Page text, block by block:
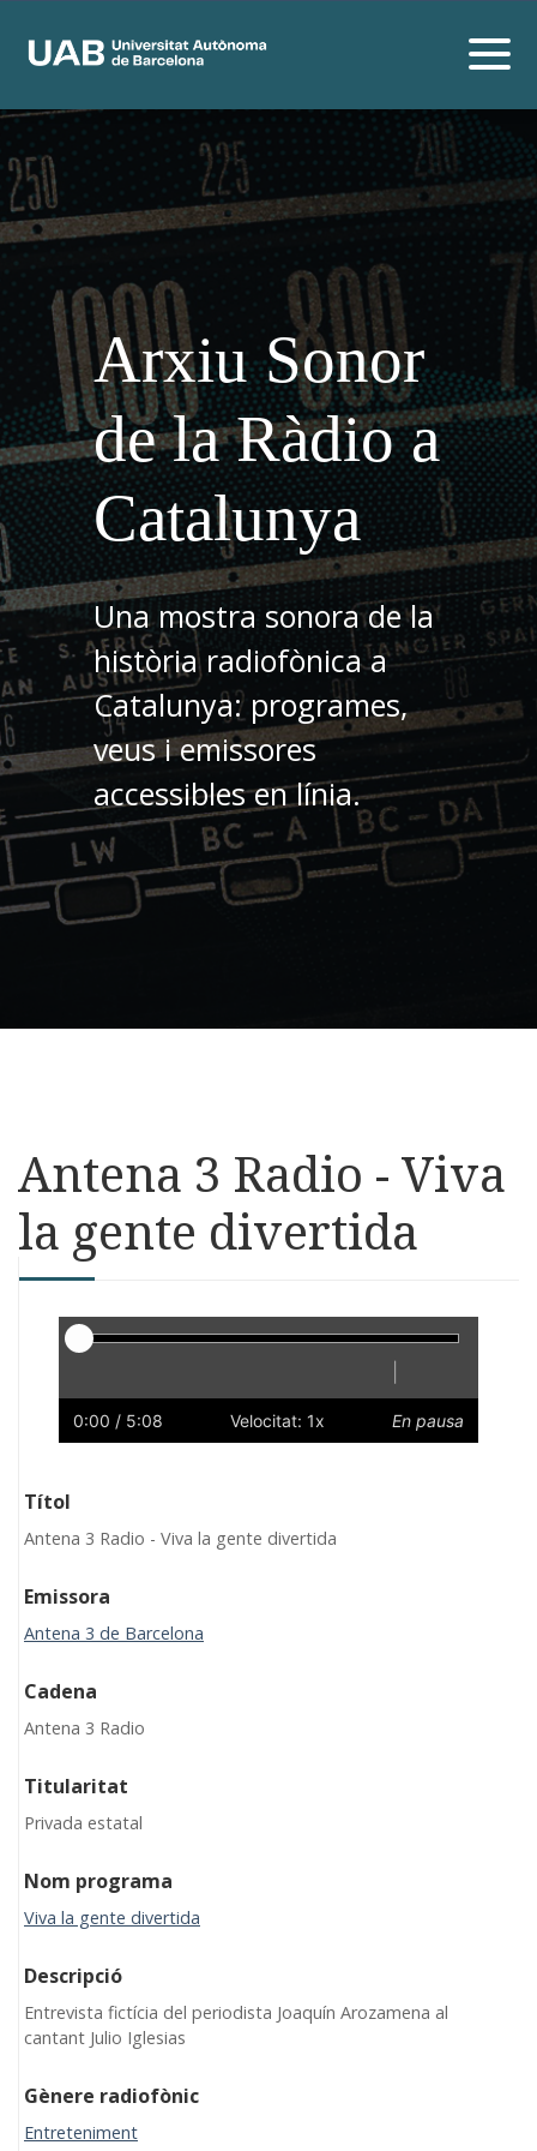
Arxiu Sonor
de la Ràdio a
Catalunya
Una mostra sonora de la
història radiofònica a
Catalunya: programes,
veus i emissores
accessibles en línia.
Antena 3 Radio - Viva
la gente divertida
Reproductor
Lent
0:00 / 5:08 Velocitat: 1x En pausa
Títol
Antena 3 Radio - Viva la gente divertida
Emissora
Antena 3 de Barcelona
Cadena
Antena 3 Radio
Titularitat
Privada estatal
Nom programa
Viva la gente divertida
Descripció
Entrevista fictícia del periodista Joaquín Arozamena al
cantant Julio Iglesias
Gènere radiofònic
Entreteniment